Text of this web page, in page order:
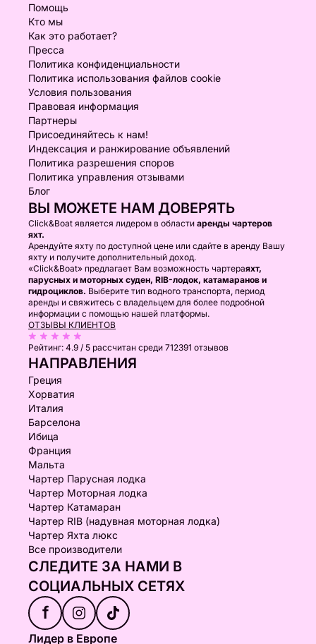
Помощь
Кто мы
Как это работает?
Пресса
Политика конфиденциальности
Политика использования файлов cookie
Условия пользования
Правовая информация
Партнеры
Присоединяйтесь к нам!
Индексация и ранжирование объявлений
Политика разрешения споров
Политика управления отзывами
Блог
ВЫ МОЖЕТЕ НАМ ДОВЕРЯТЬ
Click&Boat является лидером в области аренды чартеров
яхт.
Арендуйте яхту по доступной цене или сдайте в аренду Вашу
яхту и получите дополнительный доход.
«Click&Boat» предлагает Вам возможность чартераяхт,
парусных и моторных суден, RIB-лодок, катамаранов и
гидроциклов. Выберите тип водного транспорта, период
аренды и свяжитесь с владельцем для более подробной
информации с помощью нашей платформы.
ОТЗЫВЫ КЛИЕНТОВ
Рейтинг: 4.9 / 5 рассчитан среди 712391 отзывов
НАПРАВЛЕНИЯ
Греция
Хорватия
Италия
Барселона
Ибица
Франция
Мальта
Чартер Парусная лодка
Чартер Моторная лодка
Чартер Катамаран
Чартер RIB (надувная моторная лодка)
Чартер Яхта люкс
Все производители
СЛЕДИТЕ ЗА НАМИ В
СОЦИАЛЬНЫХ СЕТЯХ
f
Лидер в Европе